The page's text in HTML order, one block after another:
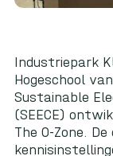
Industriepark
Hogeschool
Sustainable
(SEECE)
The O-Zone.